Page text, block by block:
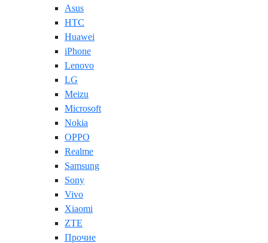
Asus
HTC
Huawei
iPhone
Lenovo
LG
Meizu
Microsoft
Nokia
OPPO
Realme
Samsung
Sony
Vivo
Xiaomi
ZTE
Прочие